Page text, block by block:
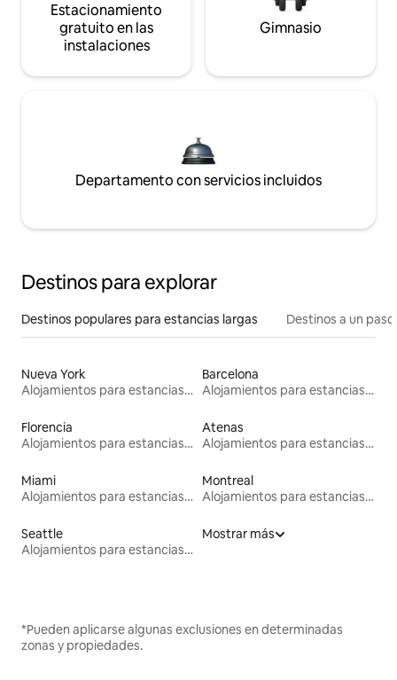
Estacionamiento
gratuito en las
instalaciones
Gimnasio
Departamento con servicios incluidos
Destinos para explorar
Destinos populares para estancias largas Destinos a un
Nueva York
Alojamientos para estancias largas
Barcelona
Alojamientos para estancias largas
Florencia
Alojamientos para estancias largas
Atenas
Alojamientos para estancias largas
Miami
Alojamientos para estancias largas
Montreal
Alojamientos para estancias largas
Seattle
Alojamientos para estancias largas
Mostrar más
*Pueden aplicarse algunas exclusiones en determinadas
zonas y propiedades.